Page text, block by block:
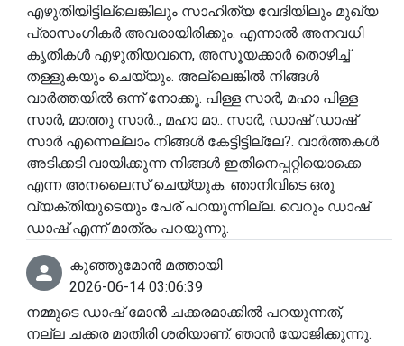
എഴുതിയിട്ടില്ലെങ്കിലും സാഹിത്യ വേദിയിലും മുഖ്യ
പ്രാസംഗികർ അവരായിരിക്കും. എന്നാൽ അനവധി
കൃതികൾ എഴുതിയവനെ, അസൂയക്കാർ തൊഴിച്ച്
തള്ളുകയും ചെയ്യും. അല്ലെങ്കിൽ നിങ്ങൾ
വാർത്തയിൽ ഒന്ന് നോക്കൂ. പിള്ള സാർ, മഹാ പിള്ള
സാർ, മാത്തു സാർ.., മഹാ മാ.. സാർ, ഡാഷ് ഡാഷ്
സാർ എന്നെല്ലാം നിങ്ങൾ കേട്ടിട്ടില്ലേ?. വാർത്തകൾ
അടിക്കടി വായിക്കുന്ന നിങ്ങൾ ഇതിനെപ്പറ്റിയൊക്കെ
എന്ന അനലൈസ് ചെയ്യുക. ഞാനിവിടെ ഒരു
വ്യക്തിയുടെയും പേര് പറയുന്നില്ല. വെറും ഡാഷ്
ഡാഷ് എന്ന് മാത്രം പറയുന്നു.
കുഞ്ഞുമോൻ മത്തായി
2026-06-14 03:06:39
നമ്മുടെ ഡാഷ് മോൻ ചക്കരമാക്കിൽ പറയുന്നത്,
നല്ല ചക്കര മാതിരി ശരിയാണ്. ഞാൻ യോജിക്കുന്നു.